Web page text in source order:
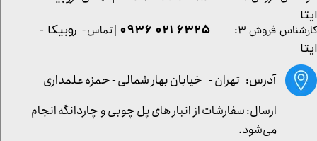
کارشناس فروش ۳: ۶۳۲۵ ۰۲۱ ۰۹۳۶ | تماس - روبیکا -
ایتا
آدرس: تهران - خیابان بهار شمالی - حمزه علمداری
ایتا
ارسال: سفارشات از انبار های پل چوبی و چاردانگه انجام
می‌شود.